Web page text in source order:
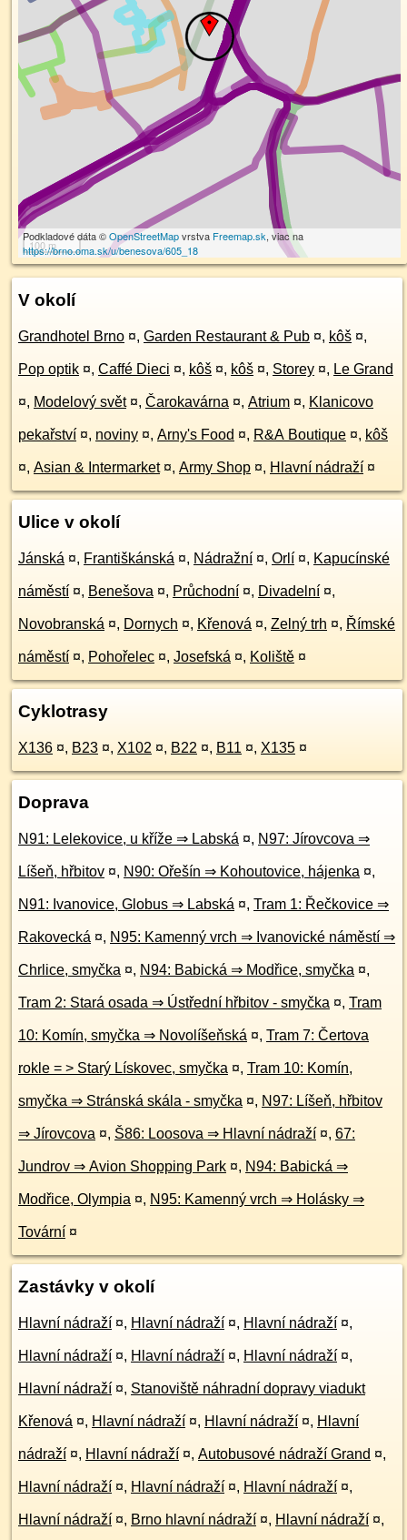
100 m
Podkladové dáta ©OpenStreetMapvrstva Freemap.sk, viac na
https://brno.oma.sk/u/benesova/605_18
V okolí
Grandhotel Brno ¤, Garden Restaurant & Pub ¤, kôš ¤,
Pop optik ¤, Caffé Dieci ¤, kôš ¤, kôš ¤, Storey ¤, Le Grand
¤, Modelový svět ¤, Čarokavárna ¤, Atrium ¤, Klanicovo
pekařství ¤, noviny ¤, Arny's Food ¤, R&A Boutique ¤, kôš
¤, Asian & Intermarket ¤, Army Shop ¤, Hlavní nádraží ¤
Ulice v okolí
Jánská ¤, Františkánská ¤, Nádražní ¤, Orlí ¤, Kapucínské
náměstí ¤, Benešova ¤, Průchodní ¤, Divadelní ¤,
Novobranská ¤, Dornych ¤, Křenová ¤, Zelný trh ¤, Římské
náměstí ¤, Pohořelec ¤, Josefská ¤, Koliště ¤
Cyklotrasy
X136 ¤, B23 ¤, X102 ¤, B22 ¤, B11 ¤, X135 ¤
Doprava
N91: Lelekovice, u kříže ⇒ Labská ¤, N97: Jírovcova ⇒
Líšeň, hřbitov ¤, N90: Ořešín ⇒ Kohoutovice, hájenka ¤,
N91: Ivanovice, Globus ⇒ Labská ¤, Tram 1: Řečkovice ⇒
Rakovecká ¤, N95: Kamenný vrch ⇒ Ivanovické náměstí ⇒
Chrlice, smyčka ¤, N94: Babická ⇒ Modřice, smyčka ¤,
Tram 2: Stará osada ⇒ Ústřední hřbitov - smyčka ¤, Tram
10: Komín, smyčka ⇒ Novolíšeňská ¤, Tram 7: Čertova
rokle = > Starý Lískovec, smyčka ¤, Tram 10: Komín,
smyčka ⇒ Stránská skála - smyčka ¤, N97: Líšeň, hřbitov
⇒ Jírovcova ¤, Š86: Loosova ⇒ Hlavní nádraží ¤, 67:
Jundrov ⇒ Avion Shopping Park ¤, N94: Babická ⇒
Modřice, Olympia ¤, N95: Kamenný vrch ⇒ Holásky ⇒
Tovární ¤
Zastávky v okolí
Hlavní nádraží ¤, Hlavní nádraží ¤, Hlavní nádraží ¤,
Hlavní nádraží ¤, Hlavní nádraží ¤, Hlavní nádraží ¤,
Hlavní nádraží ¤, Stanoviště náhradní dopravy viadukt
Křenová ¤, Hlavní nádraží ¤, Hlavní nádraží ¤, Hlavní
nádraží ¤, Hlavní nádraží ¤, Autobusové nádraží Grand ¤,
Hlavní nádraží ¤, Hlavní nádraží ¤, Hlavní nádraží ¤,
Hlavní nádraží ¤, Brno hlavní nádraží ¤, Hlavní nádraží ¤,